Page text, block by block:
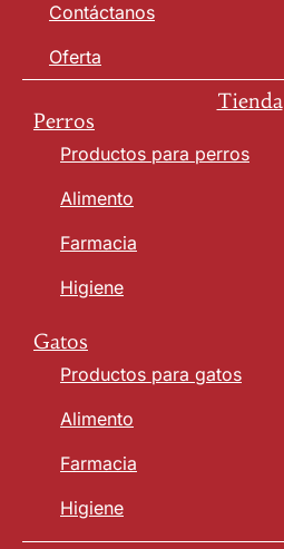
Contáctanos
Oferta
Tienda
Perros
Productos para perros
Alimento
Farmacia
Higiene
Gatos
Productos para gatos
Alimento
Farmacia
Higiene